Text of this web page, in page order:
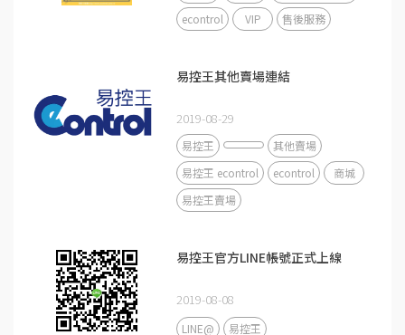
econtrol
VIP 售後服務
易控王其他賣場連結
2019-08-29
易控王
其他賣場
易控王 econtrol
econtrol
商城
易控王賣場
易控王官方LINE帳號正式上線
2019-08-08
LINE@ 易控王